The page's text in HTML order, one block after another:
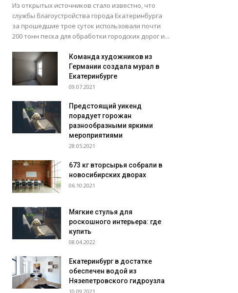
Из открытых источников стало известно, что
службы благоустройства города Екатеринбурга
за прошедшие трое суток использовали почти
200 тонн песка для обработки городских дорог и...
Команда художников из
Германии создала мурал в
Екатеринбурге
09.07.2021
Предстоящий уикенд
порадует горожан
разнообразными яркими
мероприятиями
28.05.2021
673 кг вторсырья собрали в
новосибирских дворах
06.10.2021
Мягкие стулья для
роскошного интерьера: где
купить
08.04.2022
Екатеринбург в достатке
обеспечен водой из
Нязепетровского гидроузла
10.09.2021